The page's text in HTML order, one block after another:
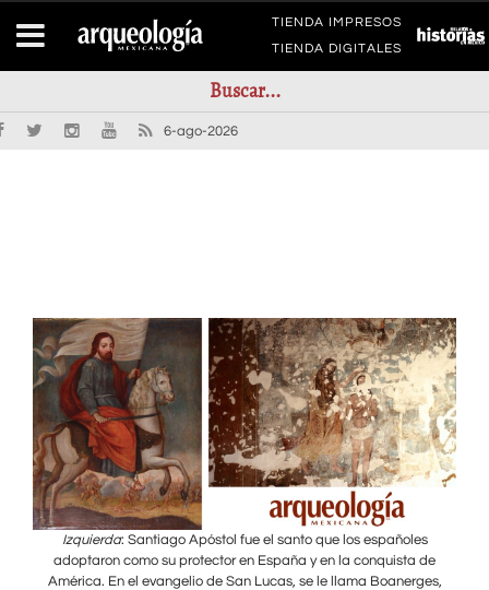
TIENDA IMPRESOS
TIENDA DIGITALES
6-ago-2026
Izquierda: Santiago Apóstol fue el santo que los españoles
adoptaron como su protector en España y en la conquista de
América. En el evangelio de San Lucas, se le llama Boanerges,